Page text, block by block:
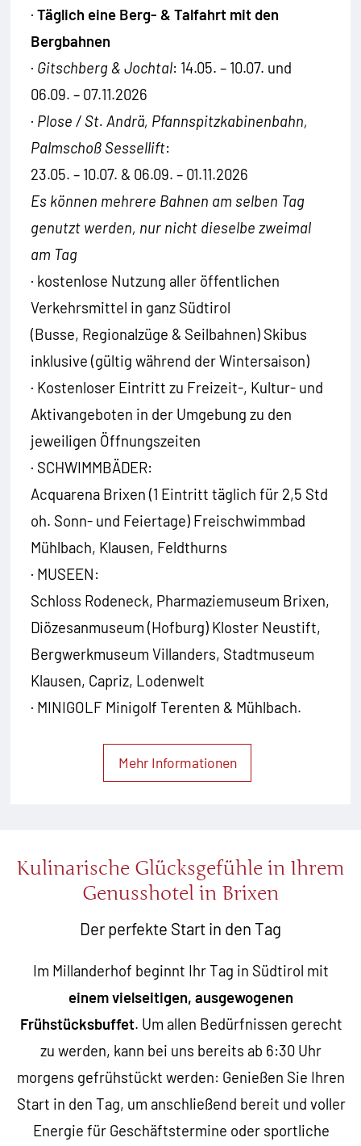
·Täglich eine Berg- & Talfahrt mit den
Bergbahnen
· Gitschberg & Jochtal: 14.05. – 10.07. und
06.09. – 07.11.2026
· Plose / St. Andrä, Pfannspitzkabinenbahn,
Palmschoß Sessellift:
23.05. – 10.07. & 06.09. – 01.11.2026
Es können mehrere Bahnen am selben Tag
genutzt werden, nur nicht dieselbe zweimal
am Tag
· kostenlose Nutzung aller öffentlichen
Verkehrsmittel in ganz Südtirol
(Busse, Regionalzüge & Seilbahnen) Skibus
inklusive (gültig während der Wintersaison)
· Kostenloser Eintritt zu Freizeit-, Kultur- und
Aktivangeboten in der Umgebung zu den
jeweiligen Öffnungszeiten
· SCHWIMMBÄDER:
Acquarena Brixen (1 Eintritt täglich für 2,5 Std
oh. Sonn- und Feiertage) Freischwimmbad
Mühlbach, Klausen, Feldthurns
· MUSEEN:
Schloss Rodeneck, Pharmaziemuseum Brixen,
Diözesanmuseum (Hofburg) Kloster Neustift,
Bergwerkmuseum Villanders, Stadtmuseum
Klausen, Capriz, Lodenwelt
· MINIGOLF Minigolf Terenten & Mühlbach.
Mehr Informationen
Kulinarische Glücksgefühle in Ihrem
Genusshotel in Brixen
Der perfekte Start in den Tag
Im Millanderhof beginnt Ihr Tag in Südtirol mit
einem vielseitigen, ausgewogenen
Frühstücksbuffet. Um allen Bedürfnissen gerecht
zu werden, kann bei uns bereits ab 6:30 Uhr
morgens gefrühstückt werden: Genießen Sie Ihren
Start in den Tag, um anschließend bereit und voller
Energie für Geschäftstermine oder sportliche